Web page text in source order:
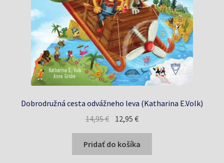
Dobrodružná cesta odvážneho leva (Katharina E.Volk)
14,95€ Pôvodná
bola:
14,95 €.
12,95€Aktuálna
je:
12,95 €.
Pridať do košíka